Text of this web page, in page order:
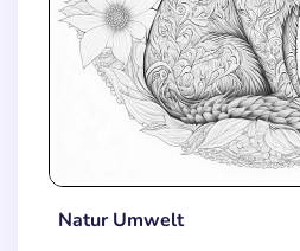
Natur Umwelt